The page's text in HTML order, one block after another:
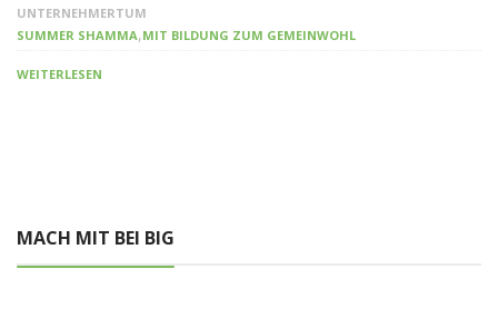
UNTERNEHMERTUM
SUMMER SHAMMA,MIT BILDUNG ZUM GEMEINWOHL
WEITERLESEN
MACH MIT BEI BIG